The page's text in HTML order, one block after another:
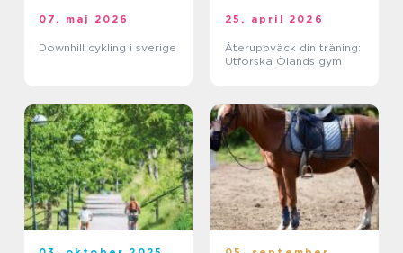
07. maj 2026
Downhill cykling i sverige
25. april 2026
Återuppväck din träning:
Utforska Ölands gym